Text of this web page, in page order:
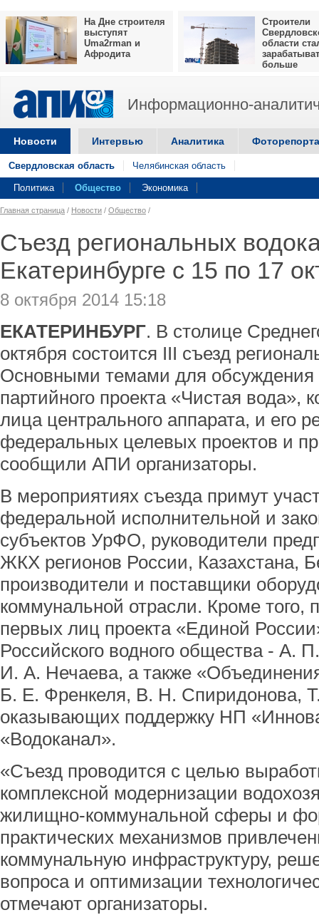
На Дне строителя
выступят
Uma2rman и
Афродита
Строители
области
больше
Информационно-
Новости Интервью Аналитика
Свердловская область Челябинская область
Политика Общество Экономика
Главная страница / Новости / Общество /
Съезд региональных
Екатеринбурге с 15 по 17
8 октября 2014 15:18
ЕКАТЕРИНБУРГ. В столице
октября состоится III съезд
Основными темами для обсуждения
партийного проекта «Чистая вода»,
лица центрального аппарата, и его
федеральных целевых проектов и
сообщили АПИ организаторы.
В мероприятиях съезда примут
федеральной исполнительной и
субъектов УрФО, руководители
ЖКХ регионов России, Казахстана,
производители и поставщики
коммунальной отрасли. Кроме того,
первых лиц проекта «Единой
Российского водного общества - А.
И. А. Нечаева, а также
Б. Е. Френкеля, В. Н. Спиридонова,
оказывающих поддержку НП
«Водоканал».
«Съезд проводится с целью
комплексной модернизации
жилищно-коммунальной сферы и
практических механизмов
коммунальную инфраструктуру,
вопроса и оптимизации
отмечают организаторы.